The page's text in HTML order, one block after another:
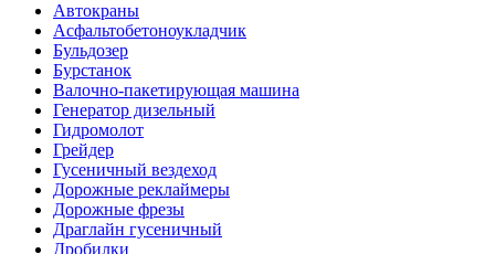
Автокраны
Асфальтобетоноукладчик
Бульдозер
Бурстанок
Валочно-пакетирующая машина
Генератор дизельный
Гидромолот
Грейдер
Гусеничный вездеход
Дорожные реклаймеры
Дорожные фрезы
Драглайн гусеничный
Дробилки